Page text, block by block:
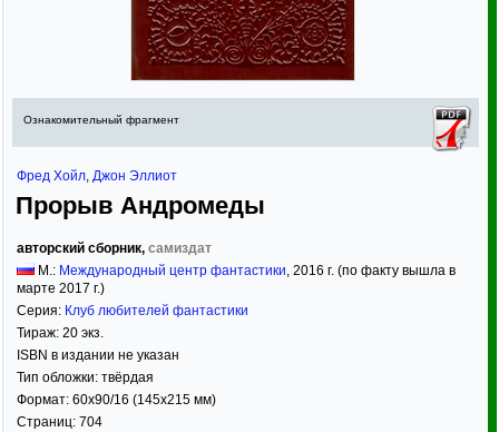
Ознакомительный фрагмент
Фред Хойл, Джон Эллиот
Прорыв Андромеды
авторский сборник, самиздат
М.: Международный центр фантастики, 2016 г. (по факту вышла в
марте 2017 г.)
Серия: Клуб любителей фантастики
Тираж: 20 экз.
ISBN в издании не указан
Тип обложки: твёрдая
Формат: 60x90/16 (145x215 мм)
Страниц: 704